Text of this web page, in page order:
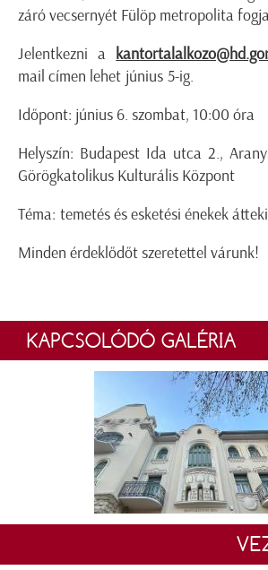
záró vecsernyét Fülöp metropolita
Jelentkezni a
mail címen lehet június 5-ig.
Időpont: június 6. szombat, 10:00 óra
Helyszín: Budapest Ida utca 2.,
Görögkatolikus Kulturális Központ
Téma: temetés és esketési énekek
Minden érdeklődőt szeretettel várunk!
KAPCSOLÓDÓ GALÉRIA